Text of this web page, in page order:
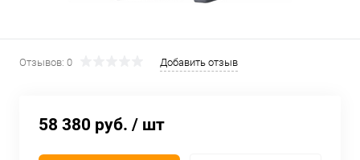
Отзывов: 0 Добавить отзыв
58 380 руб. / шт